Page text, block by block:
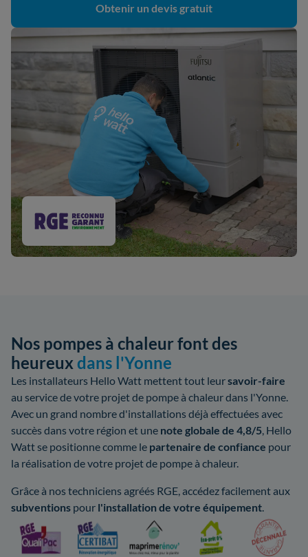
Obtenir un devis gratuit
Nos pompes à chaleur font des
heureux dans l'Yonne
Les installateurs Hello Watt mettent tout leursavoir-faire
au service de votre projet de pompe à chaleur dans l'Yonne.
Avec un grand nombre d'installations déjà effectuées avec
succès dans votre région et une note globale de 4,8/5, Hello
Watt se positionne comme le partenaire de confiance pour
la réalisation de votre projet de pompe à chaleur.
Grâce à nos techniciens agréés RGE, accédez facilement aux
subventions pour l'installation de votre équipement.